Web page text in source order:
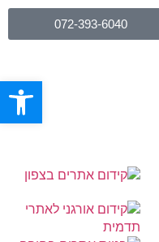
072-393-6040
פתח